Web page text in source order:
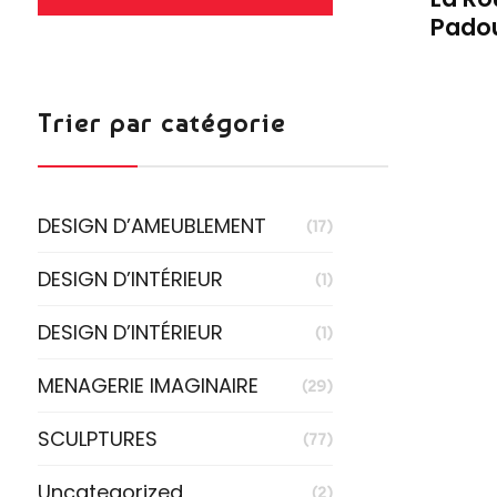
LIRE LA SUITE
Trier par catégorie
DESIGN D’AMEUBLEMENT (17)
DESIGN D’INTÉRIEUR (1)
DESIGN D’INTÉRIEUR (1)
MENAGERIE IMAGINAIRE (29)
SCULPTURES (77)
(2)